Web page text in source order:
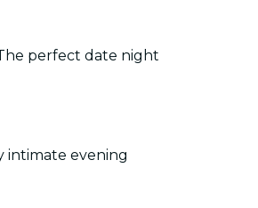
perfect date night
intimate evening